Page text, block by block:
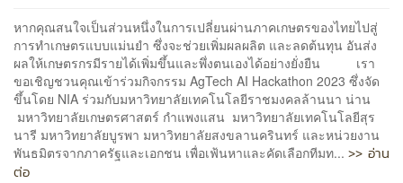
หากคุณสนใจเป็นส่วนหนึ่งในการเปลี่ยนผ่านภาคเกษตรของไทยไปสู่
การทำเกษตรแบบแม่นยำ ซึ่งจะช่วยเพิ่มผลผลิต และลดต้นทุน อันส่ง
ผลให้เกษตรกรมีรายได้เพิ่มขึ้นและพึ่งตนเองได้อย่างยั่งยืน เรา
ขอเชิญชวนคุณเข้าร่วมกิจกรรม AgTech AI Hackathon 2023 ซึ่งจัด
ขึ้นโดย NIA ร่วมกับมหาวิทยาลัยเทคโนโลยีราชมงคลล้านนา น่าน
มหาวิทยาลัยเกษตรศาสตร์ กำแพงแสน มหาวิทยาลัยเทคโนโลยีสุร
นารี มหาวิทยาลัยบูรพา มหาวิทยาลัยสงขลานครินทร์ และหน่วยงาน
พันธมิตรจากภาครัฐและเอกชน เพื่อเฟ้นหาและคัดเลือกทีมท... >> อ่าน
ต่อ